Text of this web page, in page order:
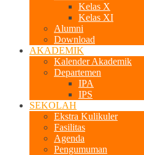
Kelas X
Kelas XI
Alumni
Download
AKADEMIK
Kalender Akademik
Departemen
IPA
IPS
SEKOLAH
Ekstra Kulikuler
Fasilitas
Agenda
Pengumuman